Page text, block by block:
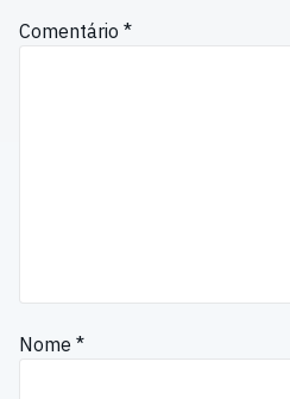
Comentário *
Nome *